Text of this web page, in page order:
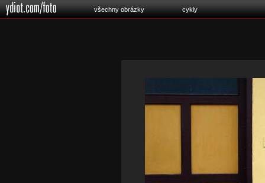
všechny obrázky cykly